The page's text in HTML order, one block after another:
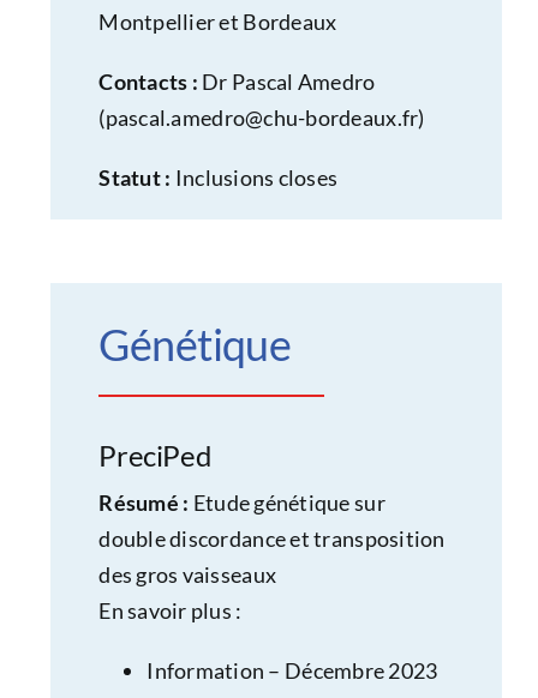
Montpellier et Bordeaux
Contacts : Dr Pascal Amedro
(pascal.amedro@chu-bordeaux.fr)
Statut : Inclusions closes
Génétique
PreciPed
Résumé : Etude génétique sur
double discordance et transposition
des gros vaisseaux
En savoir plus :
Information – Décembre 2023